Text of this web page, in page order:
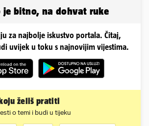
je bitno, na dohvat ruke
za najbolje iskustvo portala. Čitaj,
uvijek u toku s najnovijim vijestima.
želiš pratiti
o temi i budi u tijeku